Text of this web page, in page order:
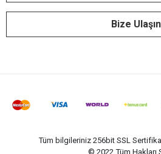
Bize Ulaşın
Tüm bilgileriniz 256bit SSL
© 2022 Tüm Hakları